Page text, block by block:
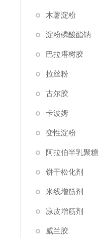
木薯淀粉
淀粉磷酸酯钠
巴拉塔树胶
拉丝粉
古尔胶
卡波姆
变性淀粉
阿拉伯半乳聚糖
饼干松化剂
米线增筋剂
凉皮增筋剂
威兰胶